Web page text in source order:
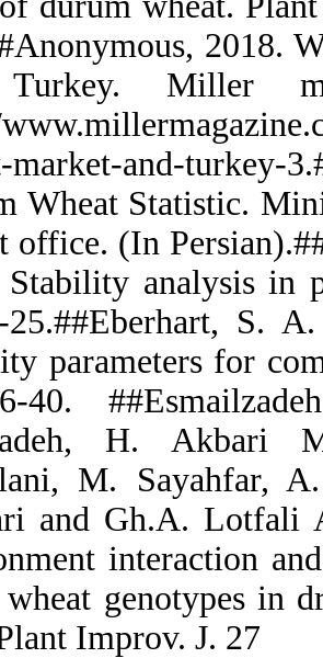
and
http://
wheat-
Durum
Wheat
1988.
101:1-
Stability
6: 36-40.
Esfahlani,
Ghafari
bread
Seed Plant